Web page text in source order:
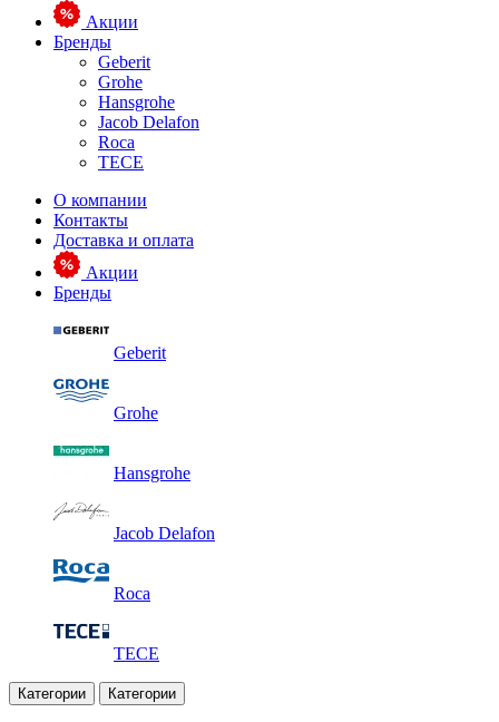
Акции
Бренды
Geberit
Grohe
Hansgrohe
Jacob Delafon
Roca
TECE
О компании
Контакты
Доставка и оплата
Акции
Бренды
Geberit
Grohe
Hansgrohe
Jacob Delafon
Roca
TECE
Категории Категории